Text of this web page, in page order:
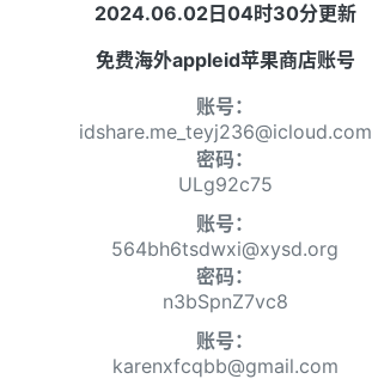
2024.06.02日04时30分更新
免费海外appleid苹果商店账号
账号：
idshare.me_teyj236@icloud.com
密码：
ULg92c75
账号：
564bh6tsdwxi@xysd.org
密码：
n3bSpnZ7vc8
账号：
karenxfcqbb@gmail.com